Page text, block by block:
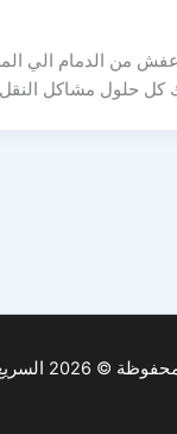
من الدمام الي
كل حلول مشاكل
السريع الدولي